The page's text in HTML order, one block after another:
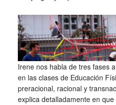
Irene nos habla de tres fases
en las clases de Educación
preracional, racional y
explica detalladamente en